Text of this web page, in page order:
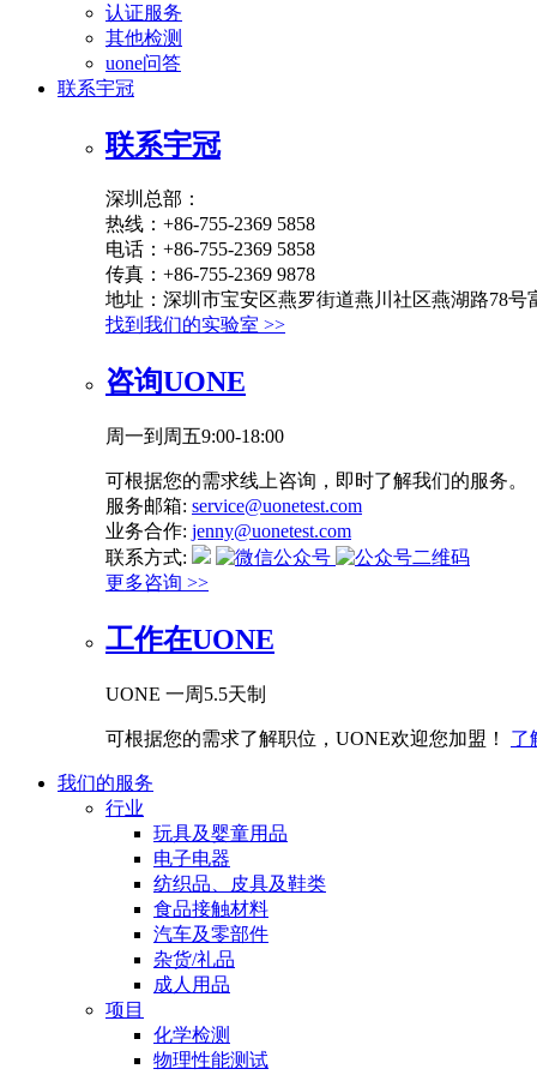
认证服务
其他检测
uone问答
联系宇冠
联系宇冠
深圳总部：
热线：+86-755-2369 5858
电话：+86-755-2369 5858
传真：+86-755-2369 9878
地址：深圳市宝安区燕罗街道燕川社区燕湖路78号
找到我们的实验室 >>
咨询UONE
周一到周五9:00-18:00
可根据您的需求线上咨询，即时了解我们的服务。
服务邮箱: service@uonetest.com
业务合作: jenny@uonetest.com
联系方式:
更多咨询 >>
工作在UONE
UONE 一周5.5天制
可根据您的需求了解职位，UONE欢迎您加盟！ 了
我们的服务
行业
玩具及婴童用品
电子电器
纺织品、皮具及鞋类
食品接触材料
汽车及零部件
杂货/礼品
成人用品
项目
化学检测
物理性能测试